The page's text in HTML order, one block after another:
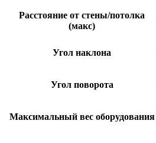
Расстояние от стены/потолка
(макс)
Угол наклона
Угол поворота
Максимальный вес оборудования